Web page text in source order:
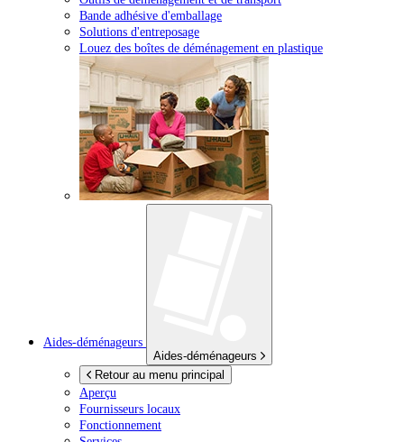
Bande adhésive d'emballage
Solutions d'entreposage
Louez des boîtes de déménagement en plastique
Aides-déménageurs
Aides-déménageurs
Retour au menu principal
Aperçu
Fournisseurs locaux
Fonctionnement